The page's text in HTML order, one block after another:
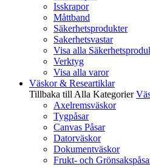
Isskrapor
Måttband
Säkerhetsprodukter
Sakerhetsvastar
Visa alla
Verktyg
Visa alla varor
Väskor & Researtiklar
Tillbaka till Alla Kategorier
Axelremsväskor
Tygpåsar
Canvas Påsar
Datorväskor
Dokumentväskor
Frukt- och